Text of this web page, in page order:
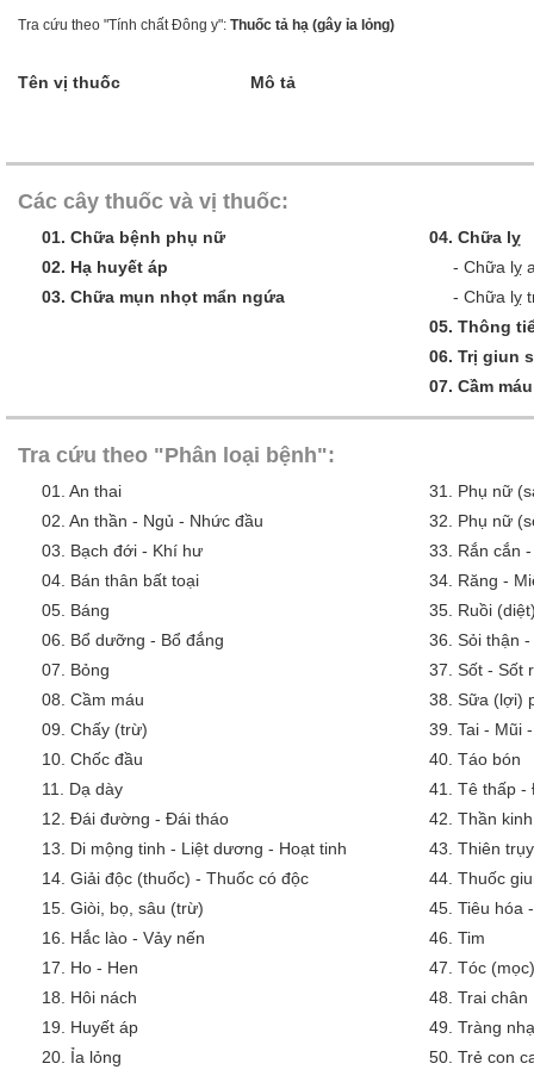
Tra cứu theo "Tính chất Đông y": Thuốc tả hạ (gây ỉa lỏng)
Tên vị thuốc Mô tả
Các cây thuốc và vị thuốc:
01. Chữa bệnh phụ nữ
02. Hạ huyết áp
03. Chữa mụn nhọt mẩn ngứa
04. Chữa lỵ
- Chữa lỵ
- Chữa lỵ
05. Thông
06. Trị giun
07. Cầm máu
Tra cứu theo "Phân loại bệnh":
01. An thai
02. An thần - Ngủ - Nhức đầu
03. Bạch đới - Khí hư
04. Bán thân bất toại
05. Báng
06. Bổ dưỡng - Bổ đắng
07. Bỏng
08. Cầm máu
09. Chấy (trừ)
10. Chốc đầu
11. Dạ dày
12. Đái đường - Đái tháo
13. Di mộng tinh - Liệt dương - Hoạt tinh
14. Giải độc (thuốc) - Thuốc có độc
15. Giòi, bọ, sâu (trừ)
16. Hắc lào - Vảy nến
17. Ho - Hen
18. Hôi nách
19. Huyết áp
20. Ỉa lỏng
31. Phụ nữ
32. Phụ nữ
33. Rắn cắn
34. Răng -
35. Ruồi
36. Sỏi thận
37. Sốt - Sốt
38. Sữa (lợi)
39. Tai - Mũi
40. Táo bón
41. Tê thấp -
42. Thần
43. Thiên trụy
44. Thuốc
45. Tiêu hóa
46. Tim
47. Tóc
48. Trai chân
49. Tràng
50. Trẻ con